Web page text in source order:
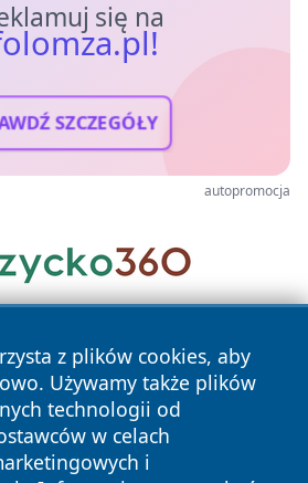
się na
SZCZEGÓŁY
autopromocja
z plików cookies, aby
Używamy także plików
technologii od
w celach
i
Wszystkie prawa zastrzeżone.